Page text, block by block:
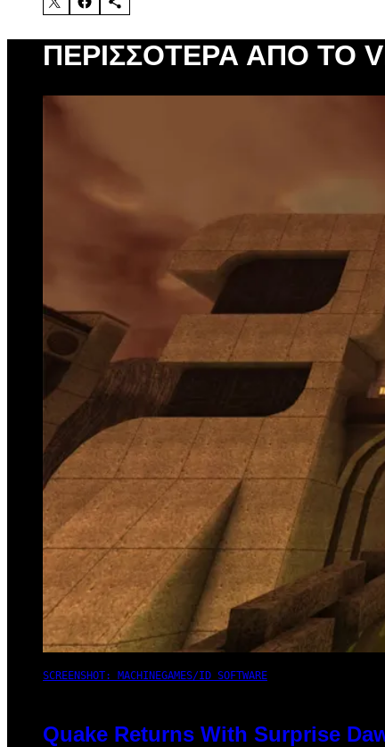
ΠΕΡΙΣΣΌΤΕΡΑ ΑΠΌ ΤΟ
SCREENSHOT: MACHINEGAMES/ID SOFTWARE
Quake Returns With Surprise